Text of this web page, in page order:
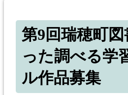
第9回瑞穂町
った調べる学
ル作品募集